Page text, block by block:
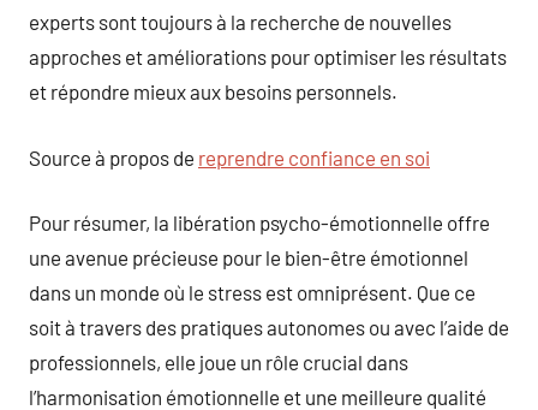
experts sont toujours à la recherche de nouvelles
approches et améliorations pour optimiser les résultats
et répondre mieux aux besoins personnels.
Source à propos de reprendre confiance en soi
Pour résumer, la libération psycho-émotionnelle offre
une avenue précieuse pour le bien-être émotionnel
dans un monde où le stress est omniprésent. Que ce
soit à travers des pratiques autonomes ou avec l’aide de
professionnels, elle joue un rôle crucial dans
l’harmonisation émotionnelle et une meilleure qualité